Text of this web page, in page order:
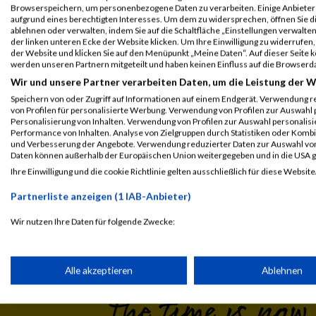
B2Run Koblenz
Einzelwertung
männlich
7033 Zoran Marijanovic 0000
Legende:
GPos = Geschlechter Position, KPos = Kategorie Position, TPos
Disqualifiziert
Laufsport Anmeldung
Browserspeichern, um personenbezogene Daten zu verarbeiten. Einige
aufgrund eines berechtigten Interesses. Um dem zu widersprechen, öffnen Sie
ablehnen oder verwalten, indem Sie auf die Schaltfläche „Einstellungen
der linken unteren Ecke der Website klicken. Um Ihre Einwilligung zu
der Website und klicken Sie auf den Menüpunkt „Meine Daten“. Auf dieser
werden unseren Partnern mitgeteilt und haben keinen Einfluss auf die
Wir und unsere Partner verarbeiten Daten, um die Leistung der
Speichern von oder Zugriff auf Informationen auf einem Endgerät. Verwendung
von Profilen für personalisierte Werbung. Verwendung von Profilen zur
Personalisierung von Inhalten. Verwendung von Profilen zur Auswahl
Performance von Inhalten. Analyse von Zielgruppen durch Statistiken oder
und Verbesserung der Angebote. Verwendung reduzierter Daten zur Auswahl
Daten können außerhalb der Europäischen Union weitergegeben und in die USA
Ihre Einwilligung und die cookie Richtlinie gelten ausschließlich für diese
Partnerliste anzeigen (1 IAB-Anbieter)
Wir nutzen Ihre Daten für folgende Zwecke:
Speichern von oder Zugriff auf Informationen auf einem
Verwendung reduzierter Daten zur Auswahl von
Alle akzeptieren Ablehnen